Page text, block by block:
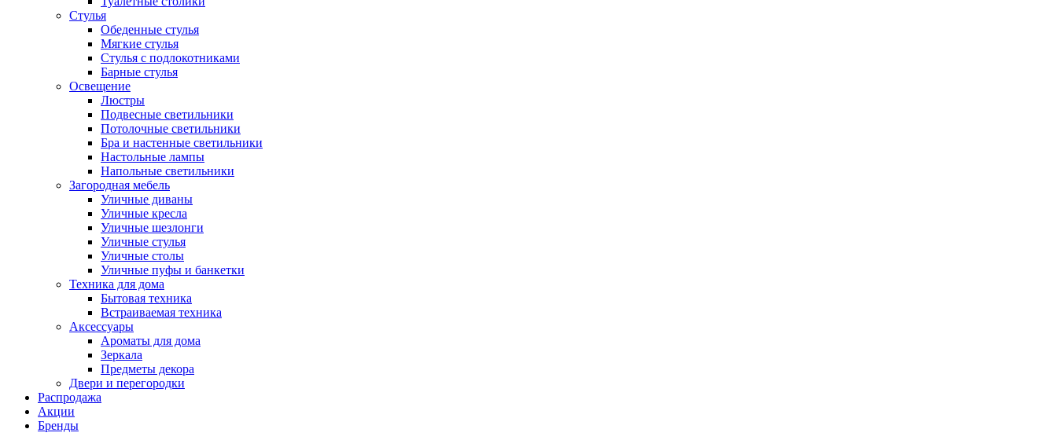
Стулья
Обеденные стулья
Мягкие стулья
Стулья с подлокотниками
Барные стулья
Освещение
Люстры
Подвесные светильники
Потолочные светильники
Бра и настенные светильники
Настольные лампы
Напольные светильники
Загородная мебель
Уличные диваны
Уличные кресла
Уличные шезлонги
Уличные стулья
Уличные столы
Уличные пуфы и банкетки
Техника для дома
Бытовая техника
Встраиваемая техника
Аксессуары
Ароматы для дома
Зеркала
Предметы декора
Двери и перегородки
Распродажа
Акции
Бренды